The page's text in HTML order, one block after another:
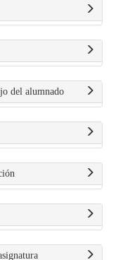
del alumnado